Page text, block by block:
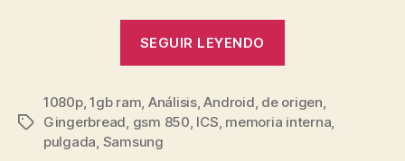
SEGUIR LEYENDO
GT-
N7000
Etiquetas
1080p,1gb ram, Análisis,Android, de origen,
Gingerbread, gsm 850, ICS, memoria interna,
pulgada, Samsung